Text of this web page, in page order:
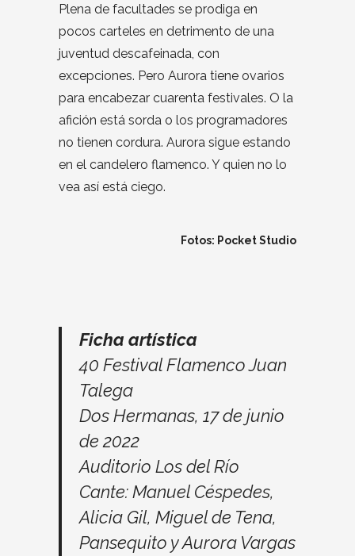
Plena de facultades se prodiga en
pocos carteles en detrimento de una
juventud descafeinada, con
excepciones. Pero Aurora tiene ovarios
para encabezar cuarenta festivales. O la
afición está sorda o los programadores
no tienen cordura. Aurora sigue estando
en el candelero flamenco. Y quien no lo
vea así está ciego.
Fotos: Pocket Studio
Ficha artística
40 Festival Flamenco Juan
Talega
Dos Hermanas, 17 de junio
de 2022
Auditorio Los del Río
Cante: Manuel Céspedes,
Alicia Gil, Miguel de Tena,
Pansequito y Aurora Vargas